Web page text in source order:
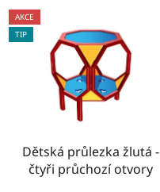
AKCE
TIP
Dětská průlezka žlutá -
čtyři průchozí otvory